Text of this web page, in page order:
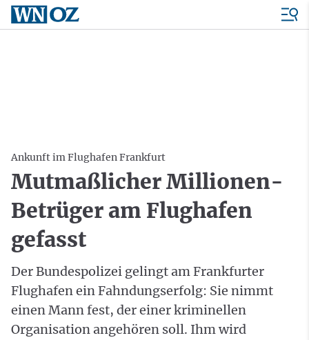
Ankunft im Flughafen Frankfurt
Mutmaßlicher Millionen-
Betrüger am Flughafen
gefasst
Der Bundespolizei gelingt am Frankfurter
Flughafen ein Fahndungserfolg: Sie nimmt
einen Mann fest, der einer kriminellen
Organisation angehören soll. Ihm wird